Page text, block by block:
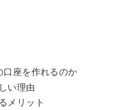
口座を作れるのか
い理由
メリット